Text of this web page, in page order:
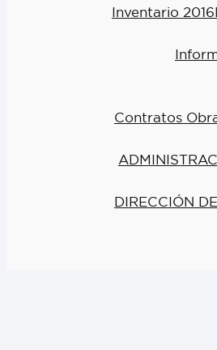
Inventario 2016
Contratos
DIRECCIÓN